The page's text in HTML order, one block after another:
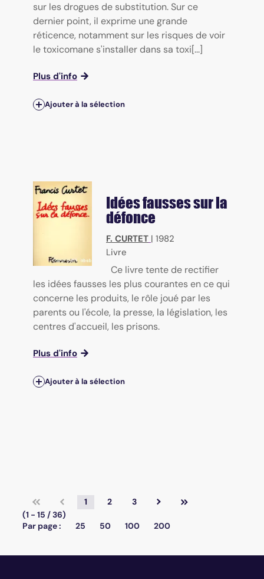
sur les drogues de substitution. Sur ce
dernier point, il exprime une grande
réticence, notamment sur les risques de voir
le toxicomane s'installer dans sa toxi[...]
Plus d'info
Ajouter à la sélection
Idées fausses sur la
défonce
F. CURTET | 1982
Livre
Ce livre tente de rectifier
les idées fausses les plus courantes en ce qui
concerne les produits, le rôle joué par les
parents ou l'école, la presse, la législation, les
centres d'accueil, les prisons.
Plus d'info
Ajouter à la sélection
1 2
3
(1 - 15 / 36)
Par page :
25 50 100 200